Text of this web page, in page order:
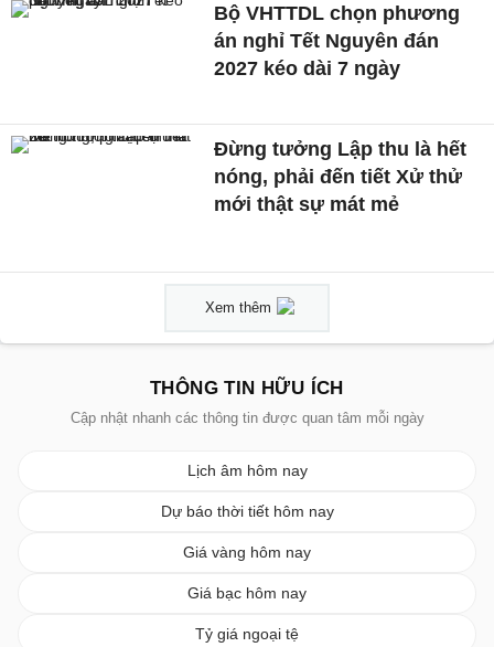
Bộ VHTTDL chọn phương
án nghỉ Tết Nguyên đán
2027 kéo dài 7 ngày
Đừng tưởng Lập thu là hết
nóng, phải đến tiết Xử thử
mới thật sự mát mẻ
Xem thêm
THÔNG TIN HỮU ÍCH
Cập nhật nhanh các thông tin được quan tâm mỗi ngày
Lịch âm hôm nay
Dự báo thời tiết hôm nay
Giá vàng hôm nay
Giá bạc hôm nay
Tỷ giá ngoại tệ